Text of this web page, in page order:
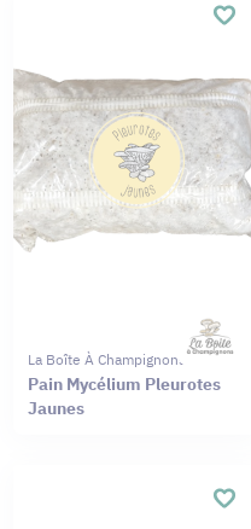
La Boîte À Champignons
Pain Mycélium Pleurotes
Jaunes